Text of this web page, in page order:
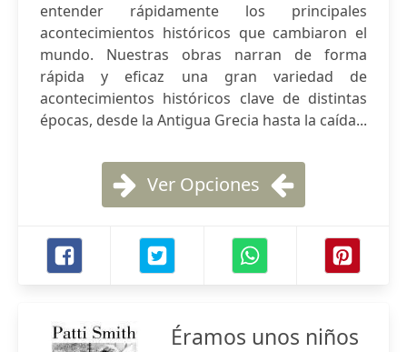
entender rápidamente los principales
acontecimientos históricos que cambiaron el
mundo. Nuestras obras narran de forma
rápida y eficaz una gran variedad de
acontecimientos históricos clave de distintas
épocas, desde la Antigua Grecia hasta la caída...
Ver Opciones
Éramos unos niños